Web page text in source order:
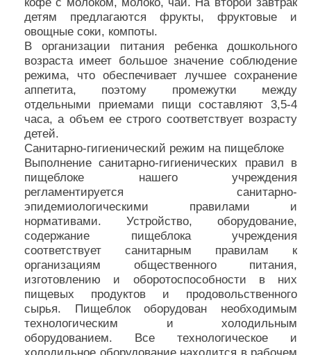
детям предлагаются фрукты, фруктовые и
овощные соки, компоты.
В организации питания ребенка дошкольного
возраста имеет большое значение соблюдение
режима, что обеспечивает лучшее сохранение
аппетита, поэтому промежутки между
отдельными приемами пищи составляют 3,5-4
часа, а объем ее строго соответствует возрасту
детей.
Санитарно-гигиенический режим на пищеблоке
Выполнение санитарно-гигиенических правил в
пищеблоке нашего учреждения
регламентируется санитарно-
эпидемиологическими правилами и
нормативами. Устройство, оборудование,
содержание пищеблока учреждения
соответствует санитарным правилам к
организациям общественного питания,
изготовлению и оборотоспособности в них
пищевых продуктов и продовольственного
сырья. Пищеблок оборудован необходимым
технологическим и холодильным
оборудованием. Все технологическое и
холодильное оборудование находится в рабочем